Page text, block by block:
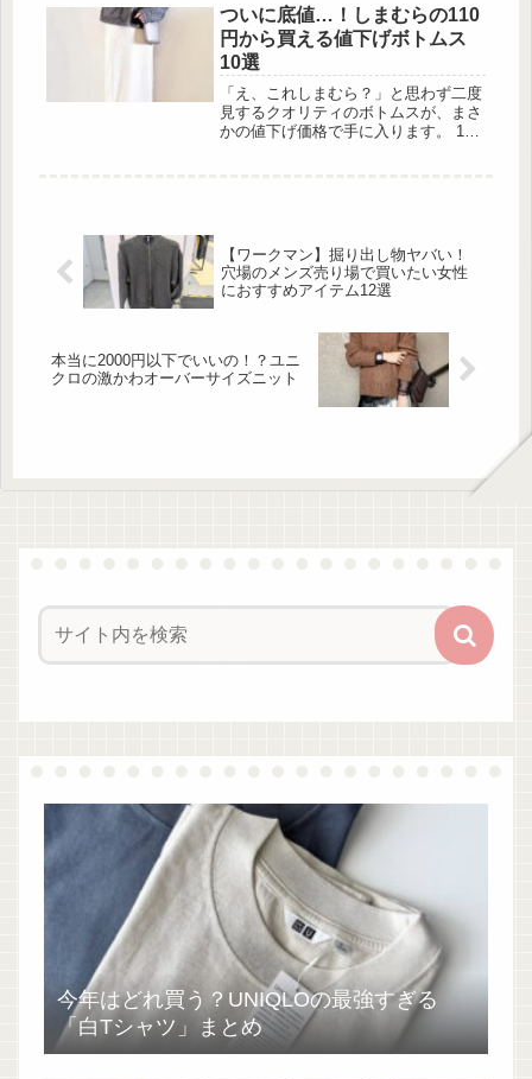
になっています。そこで今回は、GU
で値下げ中の人気アイテムを厳選して
ご紹介！着回し力抜群のトップスか
ら、今すぐ活躍するボトムスやワンピ
ースまで、30代・40代にも取り入れや
すいアイテムをピックアップしまし
た。
ついに底値…！しまむらの110
円から買える値下げボトムス
10選
「え、これしまむら？」と思わず二度
見するクオリティのボトムスが、まさ
かの値下げ価格で手に入ります。 110
【ワークマン】掘り出し物ヤバい！
穴場のメンズ売り場で買いたい女性
におすすめアイテム12選
本当に2000円以下でいいの！？ユニ
クロの激かわオーバーサイズニット
今年はどれ買う？UNIQLOの最強すぎる
「白Tシャツ」まとめ